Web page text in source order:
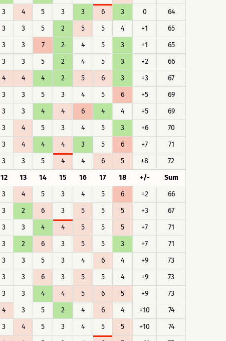
3 4 5 3 3 6 3 0
64
3 3 5 2 5 5 4 +1
65
3 3 7 2 4 5 3 +1
65
3 3 5 2 4 5 3 +2
66
4 4 4 2 5 6 3 +3
67
3 3 5 3 4 5 6 +5
69
3 3 4 4 6 4 4 +5
69
3 4 5 3 4 5 3 +6
70
3 4 4 4 3 5 6 +7
71
3 3 5 4 4 6 5 +8
72
12 13 14 15 16 17 18 +/-
Sum
3 4 5 3 4 5 6 +2
66
3 2 6 3 5 5 5 +3
67
3 3 4 4 5 5 5 +7
71
3 2 6 3 5 5 3 +7
71
3 3 5 3 4 6 4 +9
73
3 3 6 3 5 5 4 +9
73
3 3 4 4 5 6 5 +9
73
4 3 5 2 4 6 4 +10
74
3 4 5 3 4 5 5 +10
74